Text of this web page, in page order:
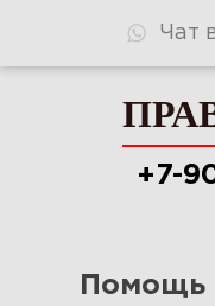
Чат
+7-
Помощь